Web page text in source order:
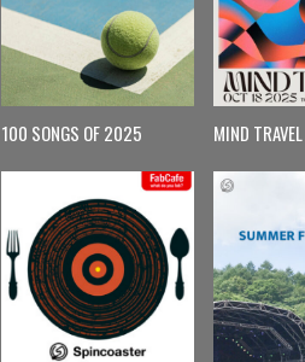
100 SONGS OF 2025 MIND TRAVEL